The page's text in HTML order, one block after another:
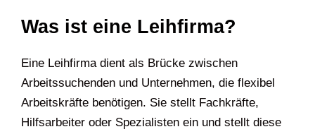
Was ist eine Leihfirma?
Eine Leihfirma dient als Brücke zwischen
Arbeitssuchenden und Unternehmen, die flexibel
Arbeitskräfte benötigen. Sie stellt Fachkräfte,
Hilfsarbeiter oder Spezialisten ein und stellt diese